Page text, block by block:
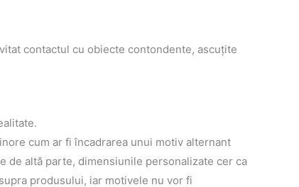
contactul cu obiecte contondente, ascuţite
cum ar fi încadrarea unui motiv alternant
de altă parte, dimensiunile personalizate cer ca
produsului, iar motivele nu vor fi